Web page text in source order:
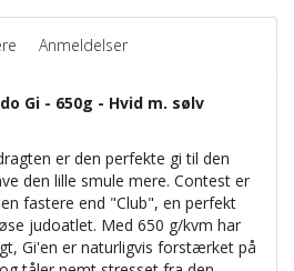
Anmeldelser
Gi - 650g - Hvid m. sølv
er den perfekte gi til den
den lille smule mere. Contest er
fastere end "Club", en perfekt
judoatlet. Med 650 g/kvm har
Gi'en er naturligvis forstærket på